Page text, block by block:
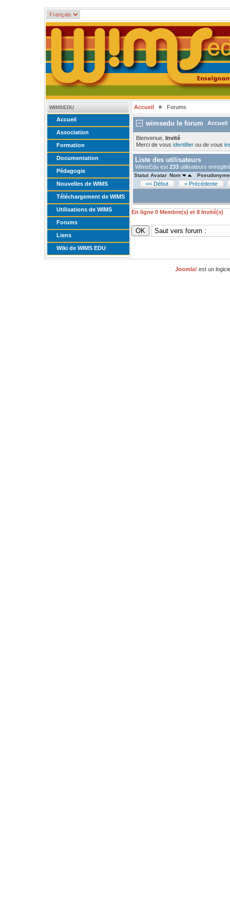
WIMSEDU
Accueil
Association
Formation
Documentation
Pédagogie
Nouvelles de WIMS
Téléchargement de WIMS
Utilisations de WIMS
Forums
Liens
Wiki de WIMS EDU
Accueil Forums
wimsedu le forum Accueil
Bienvenue, Invité
Merci de vous identifier ou de vous
Liste des utilisateurs
WimsEdu est 233 utilisateurs
Statut Avatar Nom
<< Début < Précédente
En ligne 0 Membre(s) et 8 Invité(s)
Joomla! est un